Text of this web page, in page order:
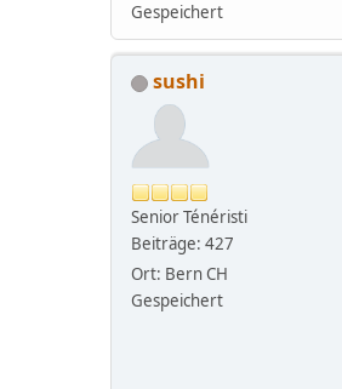
Gespeichert
sushi
Senior Ténéristi
Beiträge: 427
Ort: Bern CH
Gespeichert